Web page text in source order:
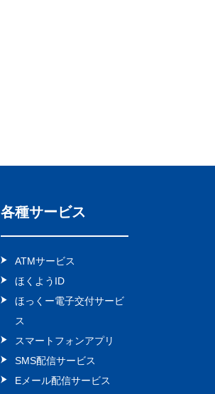
各種サービス
ATMサービス
ほくようID
ほっくー電子交付サービ
ス
スマートフォンアプリ
SMS配信サービス
Eメール配信サービス